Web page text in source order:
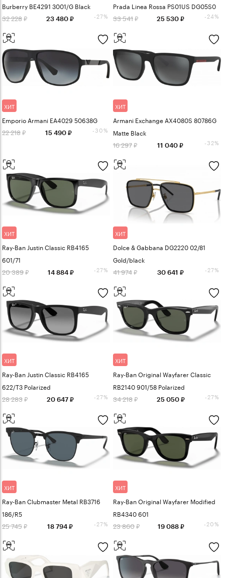
Burberry BE4291 3001/G Black
32 228 23 480 -27%
Prada Linea Rossa PS01US DG05S0
33 541 25 530 -24%
ХИТ
Emporio Armani EA4029 50638G
22 218 15 490 -30%
ХИТ
Armani Exchange AX4080S 80786G
Matte Black
16 297 11 040 -32%
ХИТ
Ray-Ban Justin Classic RB4165
601/71
20 389 14 884 -27%
ХИТ
Dolce & Gabbana DG2220 02/81
Gold/black
41 974 30 641 -27%
ХИТ
Ray-Ban Justin Classic RB4165
622/T3 Polarized
28 283 20 647 -27%
ХИТ
Ray-Ban Original Wayfarer Classic
RB2140 901/58 Polarized
34 218 25 050 -27%
ХИТ
Ray-Ban Clubmaster Metal RB3716
186/R5
25 745 18 794 -27%
ХИТ
Ray-Ban Original Wayfarer Modified
RB4340 601
23 860 19 088 -20%